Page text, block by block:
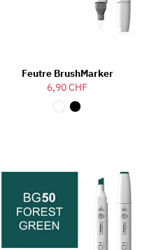
Feutre BrushMarker
6,90 CHF